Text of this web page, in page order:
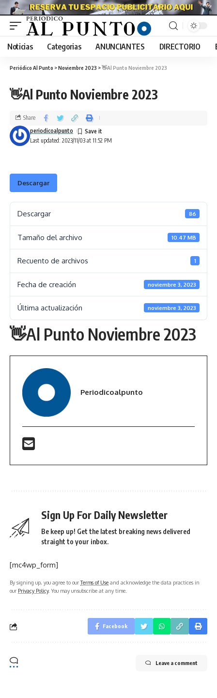
Noticias Categorias ANUNCIANTES DIRECTORIO
Periódico Al Punto >Noviembre 2023 >👋Al Punto Noviembre 2023
👋Al Punto Noviembre 2023
Last updated: 2023/11/03 at 11:52 PM
periodicoalpunto
Share
Descargar
Descargar 86
Tamaño del archivo 10.47 MB
Recuento de archivos 1
Fecha de creación noviembre 3, 2023
Última actualización noviembre 3, 2023
👋Al Punto Noviembre 2023
Periodicoalpunto
Sign Up For Daily Newsletter
Be keep up! Get the latest breaking news delivered
straight to your inbox.
[mc4wp_form]
By signing up, you agree to ourTerms of Use and acknowledge the data practices in
our Privacy Policy. You may unsubscribe at any time.
Facebook
Leave a comment